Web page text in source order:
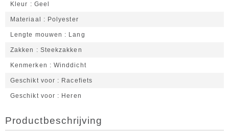
Kleur Geel
Materiaal Polyester
Lengte mouwen Lang
Zakken Steekzakken
Kenmerken Winddicht
Geschikt voor Racefiets
Geschikt voor Heren
Productbeschrijving